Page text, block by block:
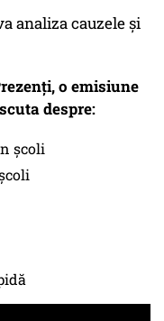
analiza cauzele și
o emisiune
despre:
școli